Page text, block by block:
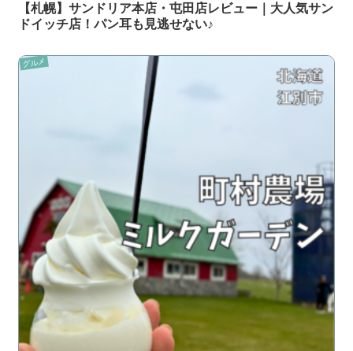
【札幌】サンドリア本店・屯田店レビュー｜大人気サン
ドイッチ店！パン耳も見逃せない♪
グルメ